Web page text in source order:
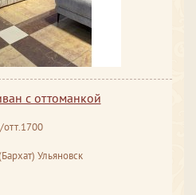
с оттоманкой
Ульяновск